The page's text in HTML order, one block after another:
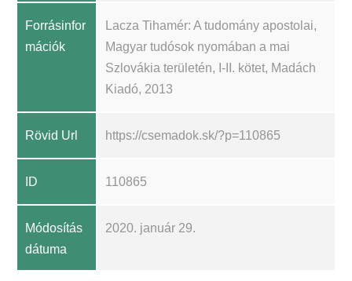
Forrásinfor
mációk
Lacza Tihamér: A tudomány apostolai,
Magyar tudósok nyomában a mai
Szlovákia területén, I-II. kötet, Madách
Kiadó, 2013
Rövid Url https://csemadok.sk/?p=110865
ID 110865
Módosítás
dátuma
2020. január 29.